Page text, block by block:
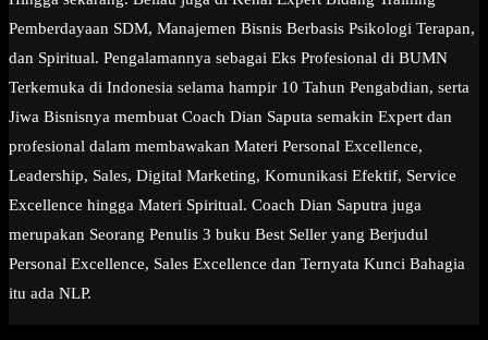
Pemberdayaan SDM, Manajemen Bisnis Berbasis Psikologi Terapan,
dan Spiritual. Pengalamannya sebagai Eks Profesional di BUMN
Terkemuka di Indonesia selama hampir 10 Tahun Pengabdian, serta
Jiwa Bisnisnya membuat Coach Dian Saputa semakin Expert dan
profesional dalam membawakan Materi Personal Excellence,
Leadership, Sales, Digital Marketing, Komunikasi Efektif, Service
Excellence hingga Materi Spiritual. Coach Dian Saputra juga
merupakan Seorang Penulis 3 buku Best Seller yang Berjudul
Personal Excellence, Sales Excellence dan Ternyata Kunci Bahagia
itu ada NLP.